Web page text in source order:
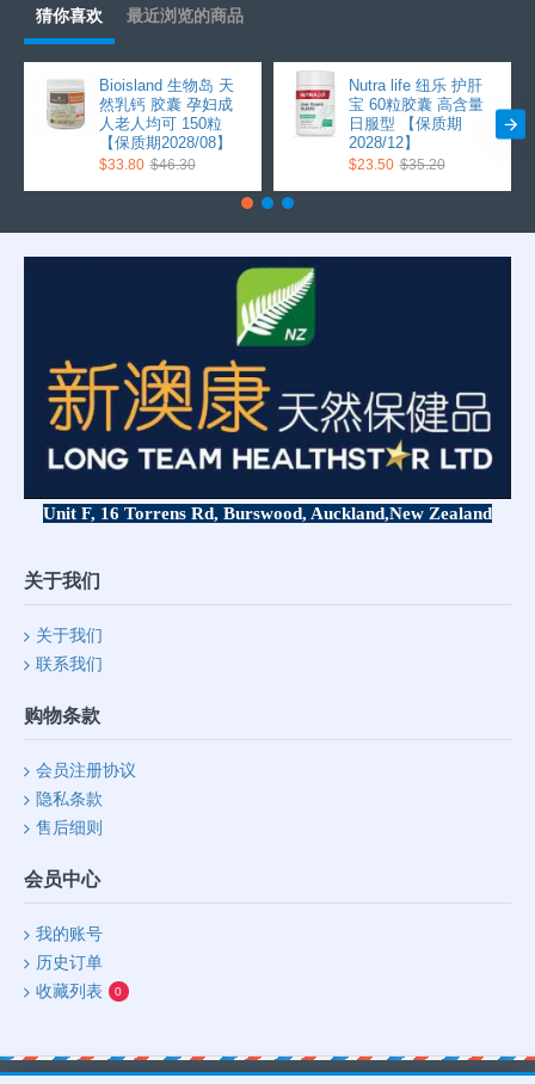
猜你喜欢 最近浏览的商品
Bioisland 生物岛 天
然乳钙 胶囊 孕妇成
人老人均可 150粒
【保质期2028/08】
$33.80 $46.30
Nutra life 纽乐 护肝
宝 60粒胶囊 高含量
日服型 【保质期
2028/12】
$23.50 $35.20
Unit F, 16 Torrens Rd, Burswood, Auckland,New Zealand
关于我们
关于我们
联系我们
购物条款
会员注册协议
隐私条款
售后细则
会员中心
我的账号
历史订单
收藏列表
0